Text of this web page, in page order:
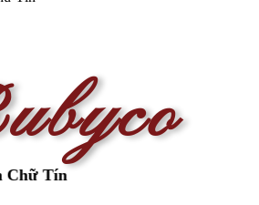
Tín